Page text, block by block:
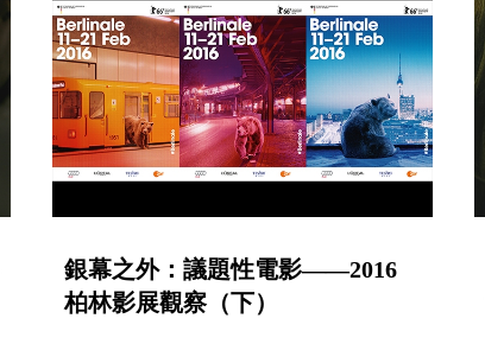
銀幕之外：議題性電影——2016
柏林影展觀察（下）